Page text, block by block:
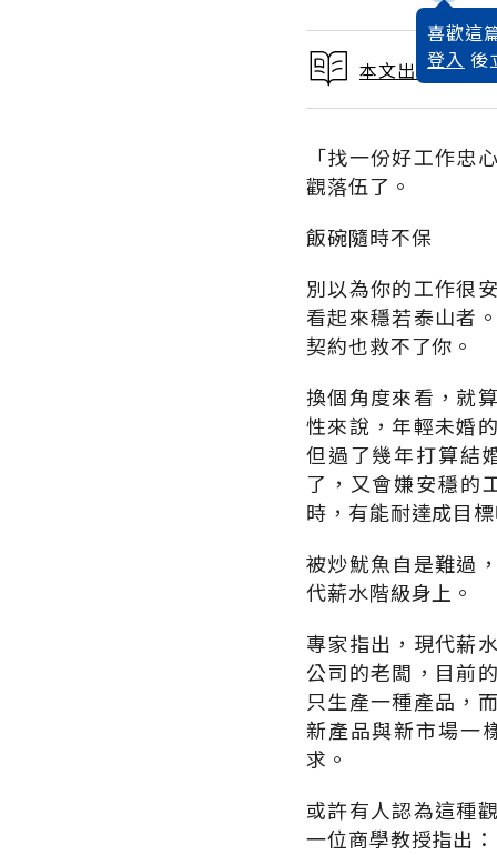
喜歡這
登入 後
本文出自 1989
「找一份好工作忠
觀落伍了。
飯碗隨時不保
別以為你的工作很
看起來穩若泰山者
契約也救不了你。
換個角度來看，就
性來說，年輕未婚
但過了幾年打算結
了，又會嫌安穩的
時，有能耐達成目
被炒魷魚自是難過
代薪水階級身上。
專家指出，現代薪
公司的老闆，目前
只生產一種產品，
新產品與新市場一
求。
或許有人認為這種
一位商學教授指出